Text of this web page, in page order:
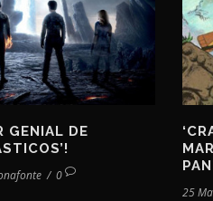
GENIAL DE
/ 0
25